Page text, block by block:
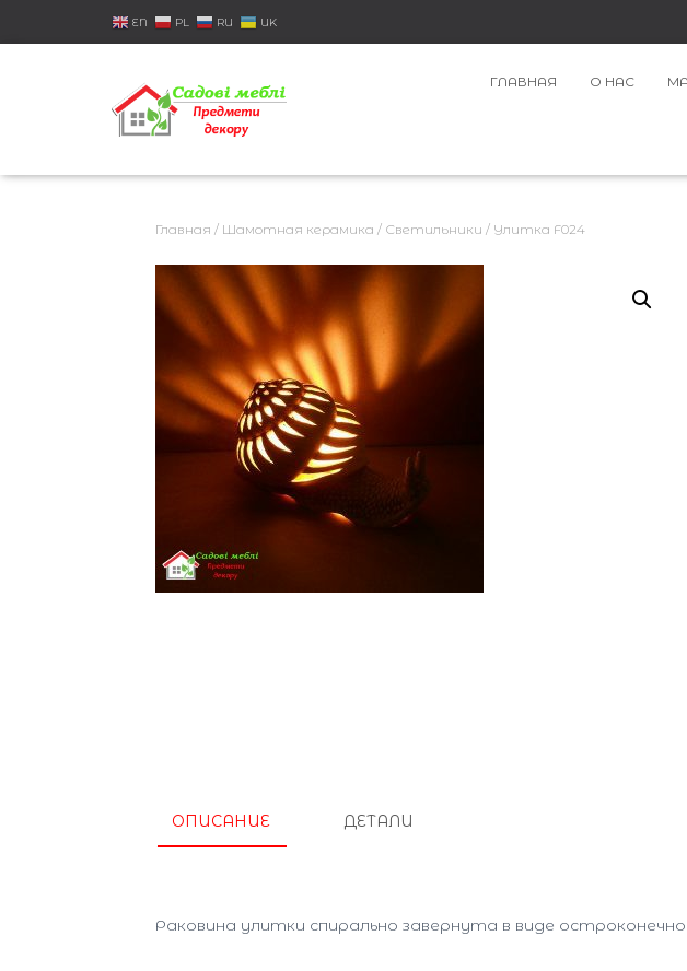
EN PL RU UK
ГЛАВНАЯ О НАС
Главная / Шамотная керамика / Светильники / Улитка F024
ОПИСАНИЕ ДЕТАЛИ
Раковина улитки спирально завернута в виде